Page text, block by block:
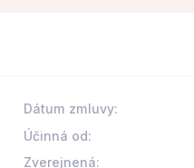
Dátum zmluvy:
Účinná od:
Zverejnená: